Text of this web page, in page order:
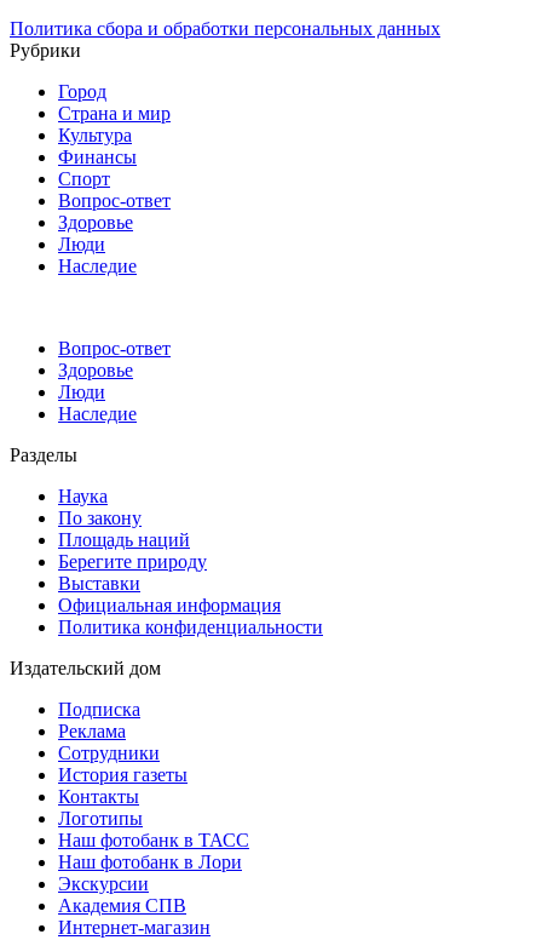
Политика сбора и обработки персональных данных
Рубрики
Город
Страна и мир
Культура
Финансы
Спорт
Вопрос-ответ
Здоровье
Люди
Наследие
Вопрос-ответ
Здоровье
Люди
Наследие
Разделы
Наука
По закону
Площадь наций
Берегите природу
Выставки
Официальная информация
Политика конфиденциальности
Издательский дом
Подписка
Реклама
Сотрудники
История газеты
Контакты
Логотипы
Наш фотобанк в ТАСС
Наш фотобанк в Лори
Экскурсии
Академия СПВ
Интернет-магазин